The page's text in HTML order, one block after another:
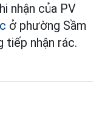
nhận của PV
ở phường Sầm
tiếp nhận rác.